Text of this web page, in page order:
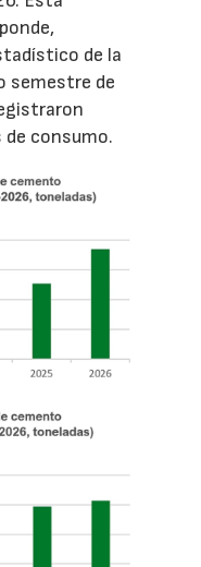
de la
semestre de
de consumo.